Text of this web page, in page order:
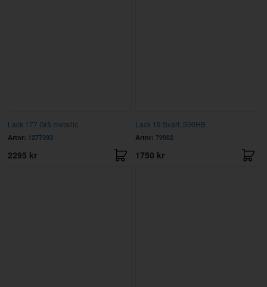
Lack 177 Grå metallic
Artnr: 1277393
2295 kr
Lack 19 Svart, 500HB
Artnr: 79982
1750 kr